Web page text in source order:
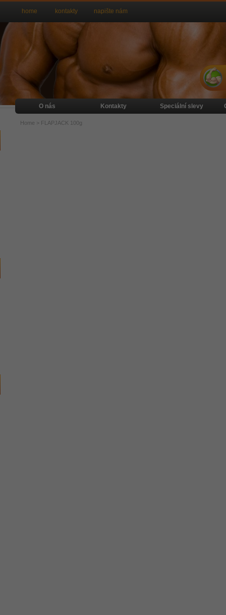
home kontakty napište nám
O nás Kontakty Speciální slevy
Home > FLAPJACK 100g